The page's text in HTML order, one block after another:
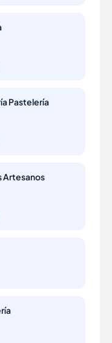
Pastelería
Artesanos